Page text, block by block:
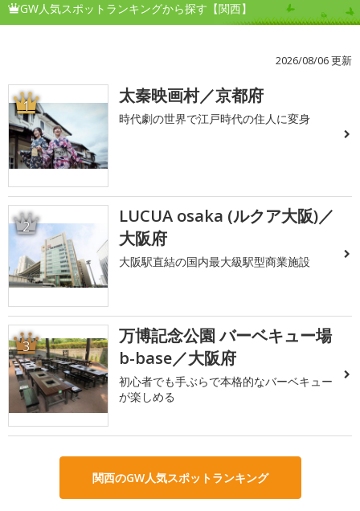
GW人気スポットランキングから探す【関西】
2026/08/06 更新
1 太秦映画村／京都府
時代劇の世界で江戸時代の住人に変身
2
LUCUA osaka (ルクア大阪)／
大阪府
大阪駅直結の国内最大級駅型商業施設
3
万博記念公園 バーベキュー場
b-base／大阪府
初心者でも手ぶらで本格的なバーベキュー
が楽しめる
関西のGW人気スポットランキング